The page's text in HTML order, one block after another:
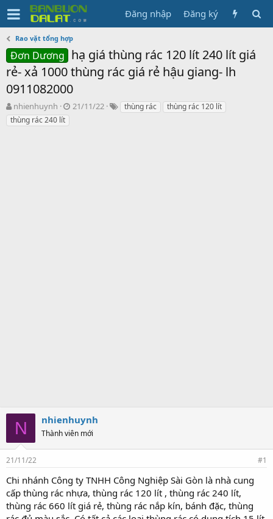
Đăng nhập Đăng ký
Rao vặt tổng hợp
Đơn Dương hạ giá thùng rác 120 lít 240 lít giá
rẻ- xả 1000 thùng rác giá rẻ hậu giang- lh
0911082000
N
g
ư
nhienhuynh
N
21/11/22
Tthùng rác
thùng rác 120 lít
thùng rác 240 lít
N nhienhuynh
Thành viên mới
21/11/22 #1
Chi nhánh Công ty TNHH Công Nghiệp Sài Gòn là nhà cung
cấp thùng rác nhựa, thùng rác 120 lít , thùng rác 240 lít,
thùng rác 660 lít giá rẻ, thùng rác nắp kín, bánh đặc, thùng